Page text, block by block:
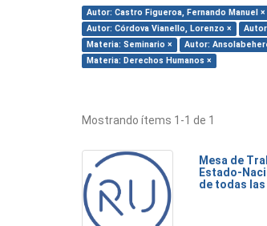
Autor: Castro Figueroa, Fernando Manuel ×
Autor: Córdova Vianello, Lorenzo ×
Materia: Seminario ×
Autor:
Materia: Derechos Humanos ×
Mostrando ítems 1-1 de 1
Mesa de
Estado-
de todas